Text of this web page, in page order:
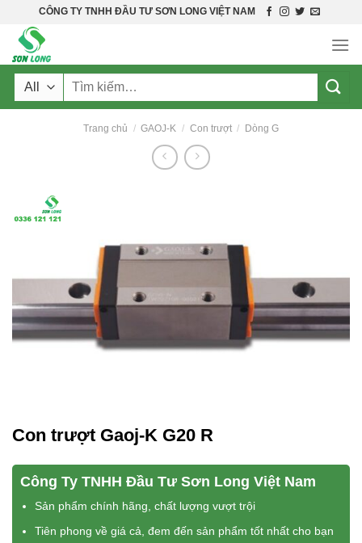
content
CÔNG TY TNHH ĐẦU TƯ SƠN LONG VIỆT NAM
Tìm
Trang chủ / GAOJ-K / Con trượt / Dòng G
Con trượt Gaoj-K G20 R
Công Ty TNHH Đầu Tư Sơn Long Việt Nam
Sản phẩm chính hãng, chất lượng vượt trội
Tiên phong về giá cả, đem đến sản phẩm tốt nhất cho bạn